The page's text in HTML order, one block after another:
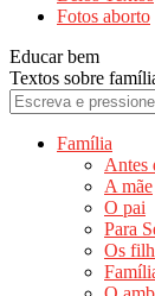
Fotos aborto
Educar bem
Textos sobre
Família
Antes
A mãe
O pai
Para
Os